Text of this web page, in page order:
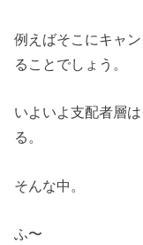
例えばそこにキャ
ることでしょう。
いよいよ支配者層
る。
そんな中。
ふ〜